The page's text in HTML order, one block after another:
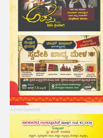
Advertisement